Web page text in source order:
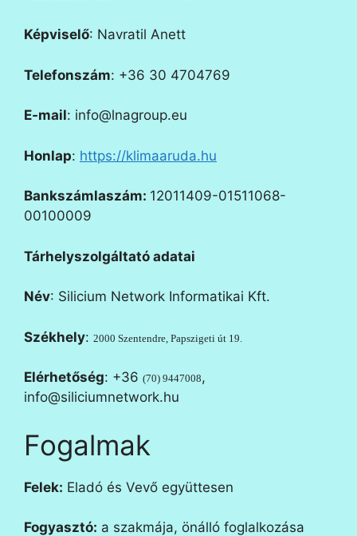
Képviselő: Navratil Anett
Telefonszám: +36 30 4704769
E-mail: info@lnagroup.eu
Honlap: https://klimaaruda.hu
Bankszámlaszám: 12011409-01511068-
00100009
Tárhelyszolgáltató adatai
Név: Silicium Network Informatikai Kft.
Székhely: 2000 Szentendre, Papszigeti út 19.
Elérhetőség: +36 (70) 9447008,
info@siliciumnetwork.hu
Fogalmak
Felek: Eladó és Vevő együttesen
Fogyasztó: a szakmája, önálló foglalkozása